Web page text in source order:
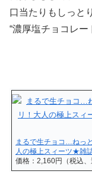
口当たりもしっと
“濃厚塩チョコレー
まるで生チョコ…ねっ
人の極上スィーツ★雑
価格：2,160円（税込、